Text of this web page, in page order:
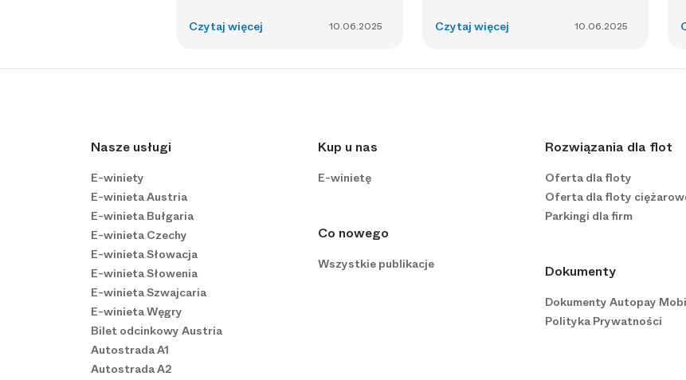
10.06.2025
Czytaj więcej 10.06.2025
Czytaj więcej
Nasze usługi
E-winiety
E-winieta Austria
E-winieta Bułgaria
E-winieta Czechy
E-winieta Słowacja
E-winieta Słowenia
E-winieta Szwajcaria
E-winieta Węgry
Bilet odcinkowy Austria
Autostrada A1
Autostrada A2
Kup u nas
E-winietę
Co nowego
Wszystkie publikacje
Rozwiązania dla flot
Oferta dla floty
Oferta dla floty
Parkingi dla firm
Dokumenty
Dokumenty Autopay
Polityka Prywatności